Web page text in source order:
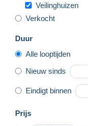
Veilinghuizen
Verkocht
Duur
Alle looptijden
Nieuw sinds
Eindigt binnen
Prijs